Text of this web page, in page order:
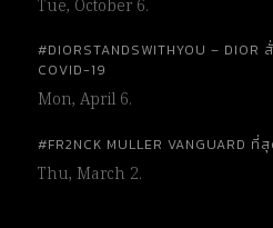
Tue, October 6.
#DIORSTANDSWITHYOU –
COVID-19
Mon, April 6.
#FR2NCK MULLER VANGUARD
Thu, March 2.